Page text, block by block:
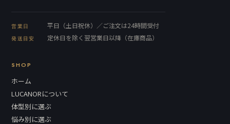
営業日 平日（土日祝休）／ご注文は24時間受付
発送目安 定休日を除く翌営業日以降（在庫商品）
SHOP
ホーム
LUCANORについて
体型別に選ぶ
悩み別に選ぶ